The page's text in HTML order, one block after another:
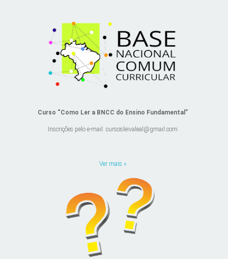
Curso “Como Ler a BNCC do Ensino Fundamental”
Inscrições pelo e-mail: cursosleivaleal@gmail.com
Ver mais »